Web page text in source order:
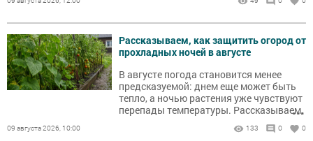
Рассказываем, как защитить огород от
прохладных ночей в августе
В августе погода становится менее
предсказуемой: днем еще может быть
тепло, а ночью растения уже чувствуют
перепады температуры. Рассказываем,
какие посадки стоит проверить в
первую очередь и как помочь огороду
...
09 августа 2026, 10:00 133 0 0